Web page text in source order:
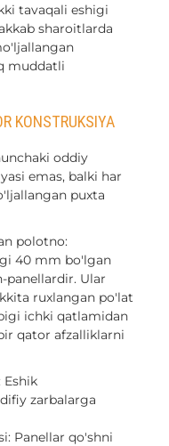
tavaqali eshigi
sharoitlarda
muddatli
KONSTRUKSIYA
oddiy
emas, balki har
puxta
polotno:
40 mm bo'lgan
panellardir. Ular
ruxlangan po'lat
ichki qatlamidan
qator afzalliklarni
zarbalarga
Panellar qo'shni